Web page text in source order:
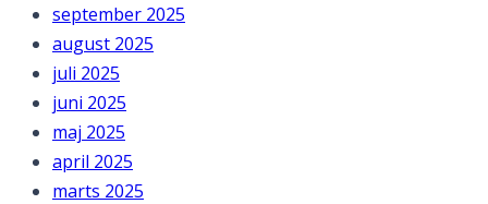
september 2025
august 2025
juli 2025
juni 2025
maj 2025
april 2025
marts 2025